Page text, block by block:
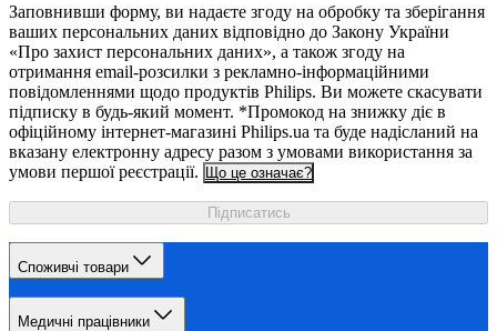
Заповнивши форму, ви надаєте згоду на обробку та зберігання
ваших персональних даних відповідно до Закону України
«Про захист персональних даних», а також згоду на
отримання email-розсилки з рекламно-інформаційними
повідомленнями щодо продуктів Philips. Ви можете скасувати
підписку в будь-який момент. *Промокод на знижку діє в
офіційному інтернет-магазині Philips.ua та буде надісланий на
вказану електронну адресу разом з умовами використання за
умови першої реєстрації.
Що це означає?
Підписатись
Споживчі товари
Медичні працівники